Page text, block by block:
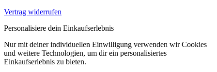
Vertrag widerrufen
Personalisiere dein Einkaufserlebnis
Nur mit deiner individuellen Einwilligung verwenden wir Cookies
und weitere Technologien, um dir ein personalisiertes
Einkaufserlebnis zu bieten.